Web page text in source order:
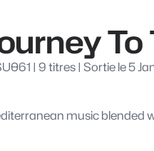
| 9 titres| Sortie le 5
music blended